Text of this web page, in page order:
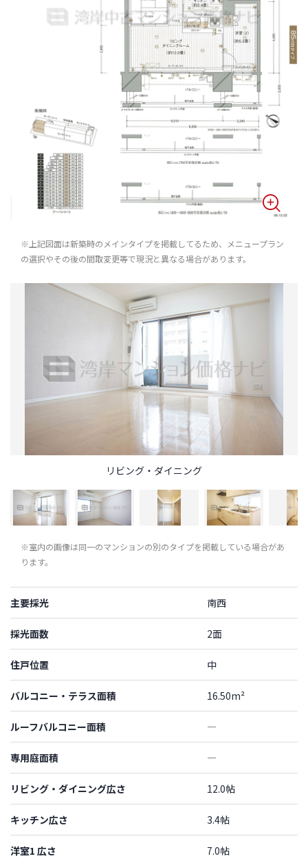
※上記図面は新築時のメインタイプを掲載してるため、メニュープラン
の選択やその後の間取変更等で現況と異なる場合があります。
リビング・ダイニング
※室内の画像は同一のマンションの別のタイプを掲載している場合があ
ります。
主要採光 南西
採光面数 2面
住戸位置 中
バルコニー・テラス面積 16.50m²
ルーフバルコニー面積 ―
専用庭面積 ―
リビング・ダイニング広さ 12.0帖
キッチン広さ 3.4帖
洋室1 広さ 7.0帖